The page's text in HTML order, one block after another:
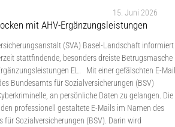
15. Juni 2026
mit AHV-Ergänzungsleistungen
(SVA) Basel-Landschaft informiert
stattfindende, besonders dreiste Betrugsmasche
EL. Mit einer gefälschten E-Mail
Bundesamts für Sozialversicherungen (BSV)
an persönliche Daten zu gelangen. Die
professionell gestaltete E-Mails im Namen des
für Sozialversicherungen (BSV). Darin wird